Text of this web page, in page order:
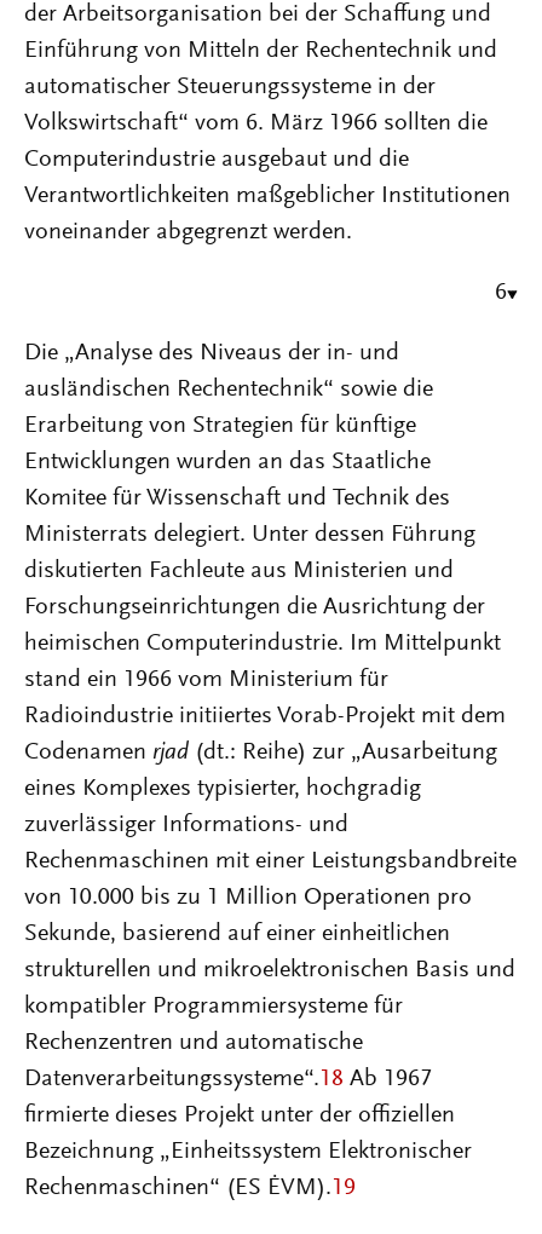
der Arbeitsorganisation bei der Schaffung und
Einführung von Mitteln der Rechentechnik und
automatischer Steuerungssysteme in der
Volkswirtschaft“ vom 6. März 1966 sollten die
Computerindustrie ausgebaut und die
Verantwortlichkeiten maßgeblicher Institutionen
voneinander abgegrenzt werden.
6
Die „Analyse des Niveaus der in- und
ausländischen Rechentechnik“ sowie die
Erarbeitung von Strategien für künftige
Entwicklungen wurden an das Staatliche
Komitee für Wissenschaft und Technik des
Ministerrats delegiert. Unter dessen Führung
diskutierten Fachleute aus Ministerien und
Forschungseinrichtungen die Ausrichtung der
heimischen Computerindustrie. Im Mittelpunkt
stand ein 1966 vom Ministerium für
Radioindustrie initiiertes Vorab-Projekt mit dem
Codenamen rjad (dt.: Reihe) zur „Ausarbeitung
eines Komplexes typisierter, hochgradig
zuverlässiger Informations- und
Rechenmaschinen mit einer Leistungsbandbreite
von 10.000 bis zu 1 Million Operationen pro
Sekunde, basierend auf einer einheitlichen
strukturellen und mikroelektronischen Basis und
kompatibler Programmiersysteme für
Rechenzentren und automatische
Datenverarbeitungssysteme“.18 Ab 1967
firmierte dieses Projekt unter der offiziellen
Bezeichnung „Einheitssystem Elektronischer
Rechenmaschinen“ (ES ĖVM).19